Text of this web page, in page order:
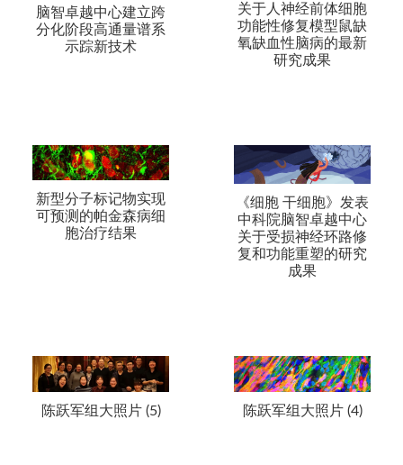
脑智卓越中心建立跨
分化阶段高通量谱系
示踪新技术
关于人神经前体细胞
功能性修复模型鼠缺
氧缺血性脑病的最新
研究成果
新型分子标记物实现
可预测的帕金森病细
胞治疗结果
《细胞 干细胞》发表
中科院脑智卓越中心
关于受损神经环路修
复和功能重塑的研究
成果
陈跃军组大照片 (5) 陈跃军组大照片 (4)